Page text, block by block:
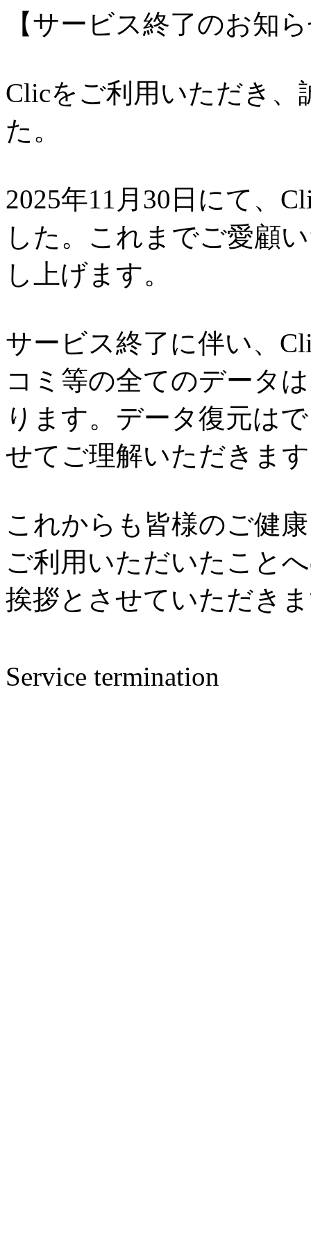
【サービス終了のお知
Clicをご利用いただき
た。
2025年11月30日にて、
した。これまでご愛顧
し上げます。
サービス終了に伴い、
コミ等の全てのデータ
ります。データ復元は
せてご理解いただきま
これからも皆様のご健
ご利用いただいたこと
挨拶とさせていただき
Service termination